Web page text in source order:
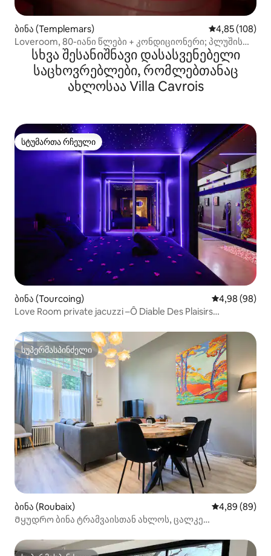
ბინა (Templemars) საშუალო
4,85 (108)
Loveroom, 80-იანი წლები + კონდიციონერი; პლუშის
მიშუშის სახლი
სხვა შესანიშნავი დასასვენებელი
საცხოვრებლები, რომლებთანაც
ახლოსაა Villa Cavrois
სტუმართა რჩეული
სტუმართა რჩეული
ბინა (Tourcoing) საშუალო
4,98 (98)
Love Room private jacuzzi –Ô Diable Des Plaisirs
Plaisirs)
სუპერმასპინძელი
სუპერმასპინძელი
ბინა (Roubaix) საშუალო
4,89 (89)
Მყუდრო ბინა ტრამვაისთან ახლოს, ცალკე